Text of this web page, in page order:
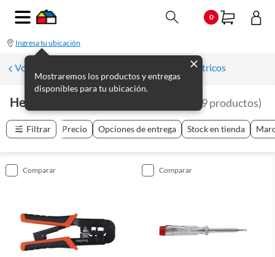
0
Ingresa tu ubicación
Mostraremos los productos y entregas
disponibles para tu ubicación.
Volver a Herramientas y Complementos Eléctricos
Herramientas Para El Electricista 49productos)
Filtrar Precio Opciones de entrega Stock en tienda
comparar comparar